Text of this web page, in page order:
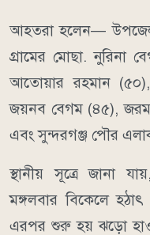
আহতরা হলেন—
গ্রামের মোছা. নুরিনা
আতোয়ার রহমান (৫০),
জয়নব বেগম (৪৫),
এবং সুন্দরগঞ্জ পৌর
স্থানীয় সূত্রে জানা
মঙ্গলবার বিকেলে
এরপর শুরু হয় ঝড়ো